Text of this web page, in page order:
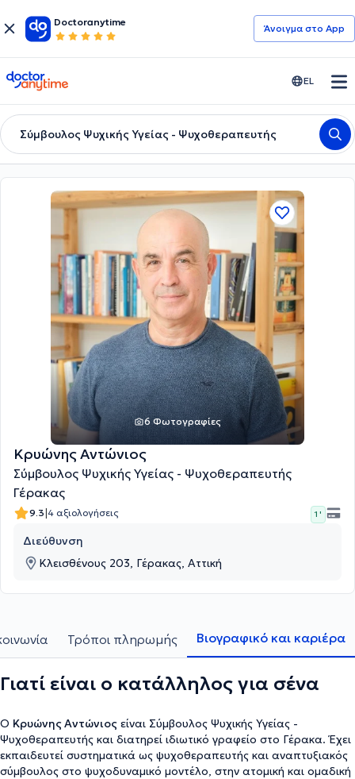
Doctoranytime
Άνοιγμα στο App
doctoranytime EL
Σύμβουλος Ψυχικής Υγείας - Ψυχοθεραπευτής
6 Φωτογραφίες
Κρυώνης Αντώνιος
Σύμβουλος Ψυχικής Υγείας - Ψυχοθεραπευτής
Γέρακας
9.3|4 αξιολογήσεις 1 '
Διεύθυνση
Κλεισθένους 203, Γέρακας, Αττική
Τρόποι πληρωμής Βιογραφικό και καριέρα
Γιατί είναι ο κατάλληλος για σένα
Ο Κρυώνης Αντώνιος είναι Σύμβουλος Ψυχικής Υγείας -
Ψυχοθεραπευτής και διατηρεί ιδιωτικό γραφείο στο Γέρακα. Έχει
εκπαιδευτεί συστηματικά ως ψυχοθεραπευτής και αναπτυξιακός
σύμβουλος στο ψυχοδυναμικό μοντέλο, στην ατομική και ομαδική